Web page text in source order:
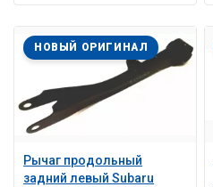
Рычаг продольный
задний левый Subaru
НОВЫЙ ОРИГИНАЛ